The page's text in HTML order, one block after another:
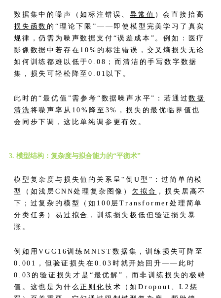
数据集中的噪声（如标注错误、异常值 ）会直接抬高
损失函数 的“理论下限”——即使模型完美学习了真实
规律，仍需为噪声数据支付“误差成本”。例如：医疗
影像数据中若存在10%的标注错误，交叉熵损失无论
如何训练都难以低于0.08；而清洁的手写数字数据
集，损失可轻松降至0.01以下。
此时的“最优值”需参考“数据噪声水平”：若通过数据
清洗 将噪声率从10%降至3%，损失的最优临界值也
会同步下调，这比单纯调参更有效。
3. 模型结构：复杂度与拟合能力的“平衡术”
模型复杂度与损失值的关系呈“倒U型”：过简单的模
型（如浅层CNN处理复杂图像） 欠拟合 ，损失居高不
下；过复杂的模型（如100层Transformer处理简单
分类任务）易 过拟合
，训练损失极低但验证损失暴
涨。
例如用VGG16训练MNIST数据集，训练损失可降至
0.001，但验证损失在0.03时就开始回升——此时
0.03的验证损失才是“最优解”，而非训练损失的极端
值。这也是为什么 正则化 技术（如Dropout、L2惩